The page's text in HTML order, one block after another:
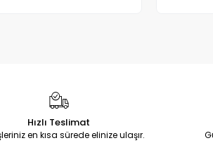
Hızlı Teslimat
en kısa sürede elinize ulaşır.